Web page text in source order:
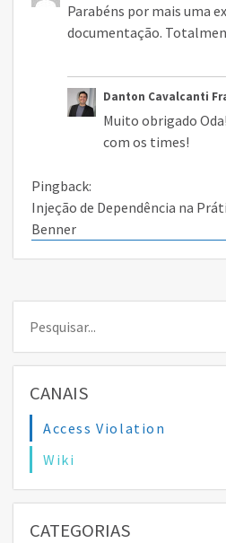
Parabéns por mais uma
documentação.
Danton Cavalcanti
Muito obrigado
com os times!
Pingback:
Injeção de Dependência na
Benner
CANAIS
Access Violation
Wiki
CATEGORIAS